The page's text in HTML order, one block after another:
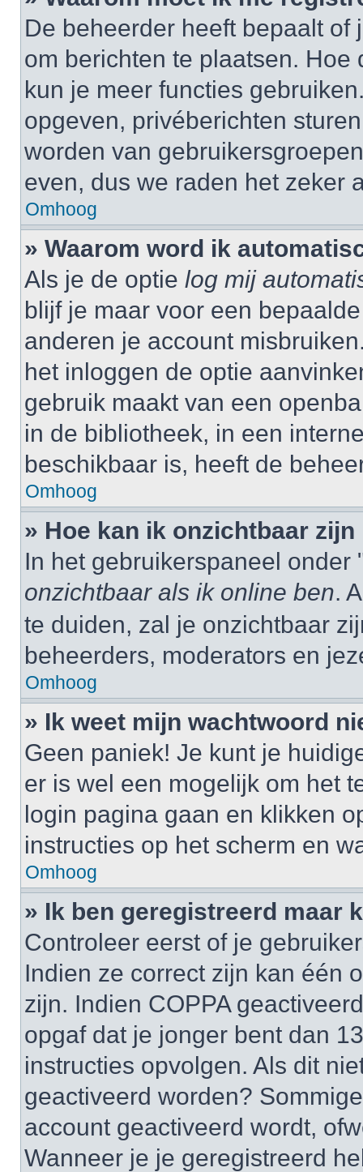
De beheerder heeft bepaalt
om berichten te plaatsen.
kun je meer functies
opgeven, privéberichten
worden van
even, dus we raden het zeker
Omhoog
» Waarom word ik
Als je de optie log mij
blijf je maar voor een
anderen je account
het inloggen de optie
gebruik maakt van een
in de bibliotheek, in een
beschikbaar is, heeft de
Omhoog
» Hoe kan ik onzichtbaar
In het gebruikerspaneel
onzichtbaar als ik online ben.
te duiden, zal je onzichtbaar
beheerders, moderators en
Omhoog
» Ik weet mijn wachtwoord
Geen paniek! Je kunt je
er is wel een mogelijk om het
login pagina gaan en klikken
instructies op het scherm en
Omhoog
» Ik ben geregistreerd maar
Controleer eerst of je
Indien ze correct zijn kan één
zijn. Indien COPPA
opgaf dat je jonger bent dan
instructies opvolgen. Als dit
geactiveerd worden?
account geactiveerd wordt,
Wanneer je je geregistreerd